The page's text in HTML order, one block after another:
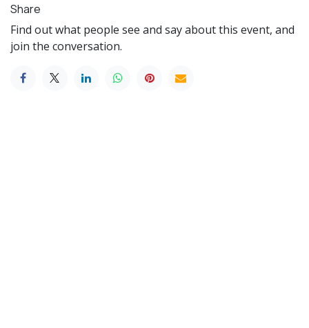
Share
Find out what people see and say about this event, and
join the conversation.